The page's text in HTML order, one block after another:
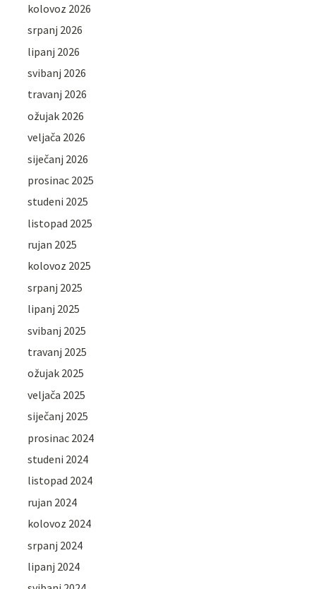
kolovoz 2026
srpanj 2026
lipanj 2026
svibanj 2026
travanj 2026
ožujak 2026
veljača 2026
siječanj 2026
prosinac 2025
studeni 2025
listopad 2025
rujan 2025
kolovoz 2025
srpanj 2025
lipanj 2025
svibanj 2025
travanj 2025
ožujak 2025
veljača 2025
siječanj 2025
prosinac 2024
studeni 2024
listopad 2024
rujan 2024
kolovoz 2024
srpanj 2024
lipanj 2024